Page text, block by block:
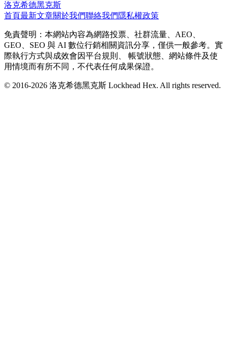
洛克希德黑克斯
首頁最新文章關於我們聯絡我們 隱私權政策
免責聲明：本網站內容為網路投票、社群流量、AEO、
GEO、SEO 與 AI 數位行銷相關資訊分享，僅供一般參考。實
際執行方式與成效會因平台規則、 帳號狀態、網站條件及使
用情境而有所不同，不代表任何成果保證。
© 2016-2026 洛克希德黑克斯 Lockhead Hex. All rights reserved.